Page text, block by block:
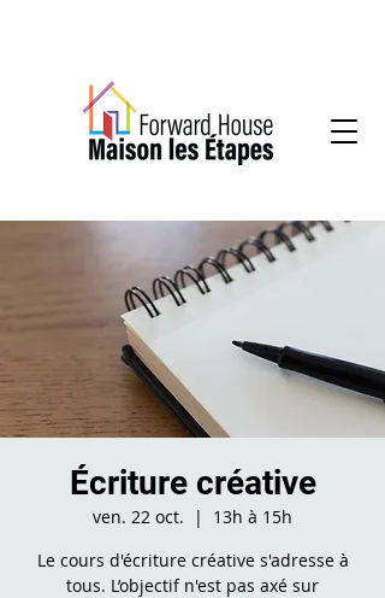
Écriture créative
ven. 22 oct.
  |
13h à 15h
Le cours d'écriture créative s'adresse à
tous. L’objectif n'est pas axé sur